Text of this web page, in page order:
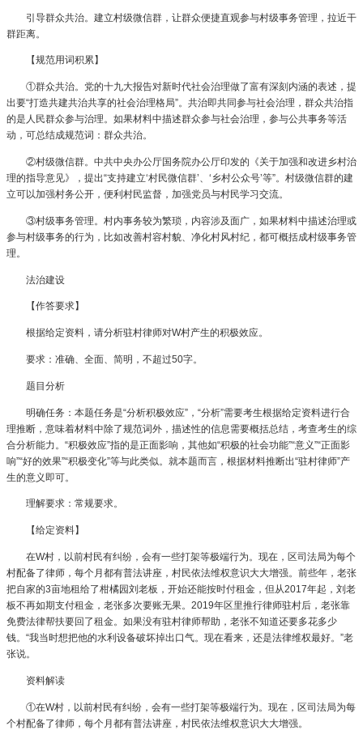
引导群众共治。建立村级微信群，让群众便捷直观参与村级事务管理，拉近干
群距离。
【规范用词积累】
①群众共治。党的十九大报告对新时代社会治理做了富有深刻内涵的表述，提
出要“打造共建共治共享的社会治理格局”。共治即共同参与社会治理，群众共治指
的是人民群众参与治理。如果材料中描述群众参与社会治理，参与公共事务等活
动，可总结成规范词：群众共治。
②村级微信群。中共中央办公厅国务院办公厅印发的《关于加强和改进乡村治
理的指导意见》，提出“支持建立‘村民微信群’、‘乡村公众号’等”。村级微信群的建
立可以加强村务公开，便利村民监督，加强党员与村民学习交流。
③村级事务管理。村内事务较为繁琐，内容涉及面广，如果材料中描述治理或
参与村级事务的行为，比如改善村容村貌、净化村风村纪，都可概括成村级事务管
理。
法治建设
【作答要求】
根据给定资料，请分析驻村律师对W村产生的积极效应。
要求：准确、全面、简明，不超过50字。
题目分析
明确任务：本题任务是“分析积极效应”，“分析”需要考生根据给定资料进行合
理推断，意味着材料中除了规范词外，描述性的信息需要概括总结，考查考生的综
合分析能力。“积极效应”指的是正面影响，其他如“积极的社会功能”“意义”“正面影
响”“好的效果”“积极变化”等与此类似。就本题而言，根据材料推断出“驻村律师”产
生的意义即可。
理解要求：常规要求。
【给定资料】
在W村，以前村民有纠纷，会有一些打架等极端行为。现在，区司法局为每个
村配备了律师，每个月都有普法讲座，村民依法维权意识大大增强。前些年，老张
把自家的3亩地租给了柑橘园刘老板，开始还能按时付租金，但从2017年起，刘老
板不再如期支付租金，老张多次要账无果。2019年区里推行律师驻村后，老张靠
免费法律帮扶要回了租金。如果没有驻村律师帮助，老张不知道还要多花多少
钱。“我当时想把他的水利设备破坏掉出口气。现在看来，还是法律维权最好。”老
张说。
资料解读
①在W村，以前村民有纠纷，会有一些打架等极端行为。现在，区司法局为每
个村配备了律师，每个月都有普法讲座，村民依法维权意识大大增强。